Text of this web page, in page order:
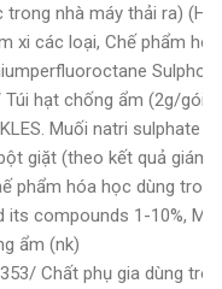
nhà máy thải ra)
xi các loại, Chế phẩm
Túi hạt chống ẩm (2g/gói,
Muối natri
giặt (theo kết quả
phẩm hóa học dùng
compounds 1-10%,
ẩm (nk)
Chất phụ gia dùng